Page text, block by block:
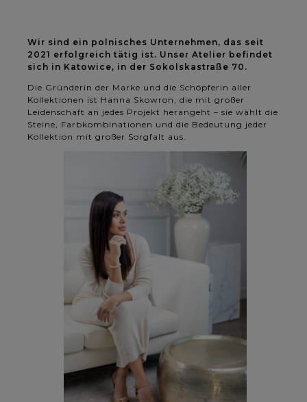
Wir sind ein polnisches Unternehmen, das seit
2021 erfolgreich tätig ist. Unser Atelier befindet
sich in Katowice, in der Sokolskastraße 70.
Die Gründerin der Marke und die Schöpferin aller
Kollektionen ist Hanna Skowron, die mit großer
Leidenschaft an jedes Projekt herangeht – sie wählt die
Steine, Farbkombinationen und die Bedeutung jeder
Kollektion mit großer Sorgfalt aus.